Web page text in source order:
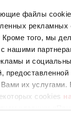
файлы
того, мы
нашими
и
их услугами.
cookies
клавиши
81 |